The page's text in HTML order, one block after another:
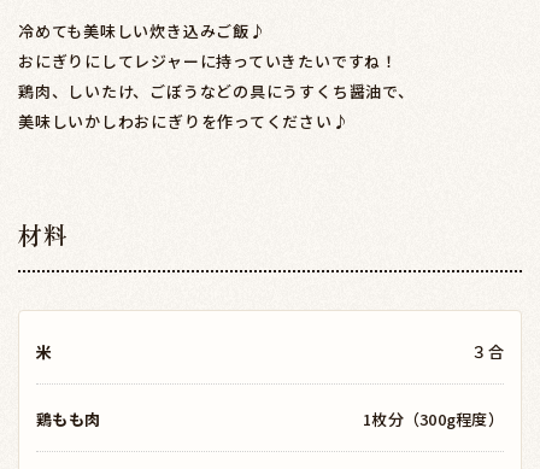
冷めても美味しい炊き込みご飯♪
おにぎりにしてレジャーに持っていきたいですね！
鶏肉、しいたけ、ごぼうなどの具にうすくち醤油で、
美味しいかしわおにぎりを作ってください♪
材料
米 ３合
鶏もも肉 1枚分（300g程度）